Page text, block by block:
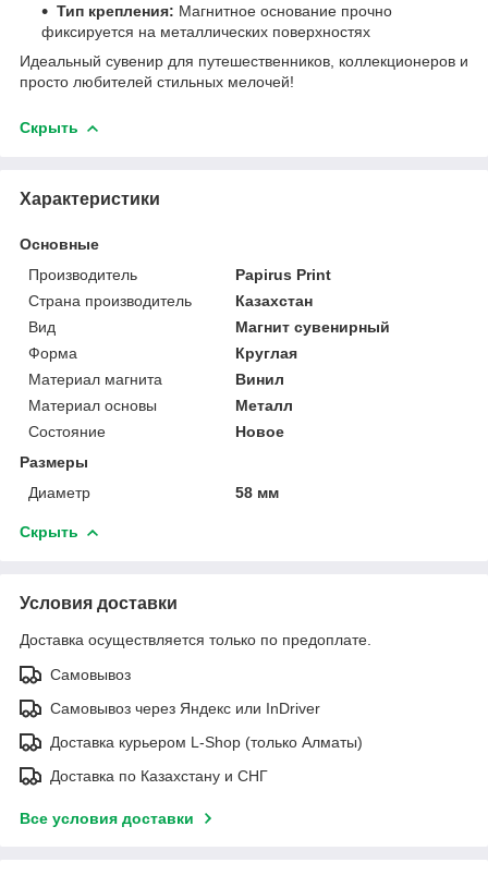
Тип крепления: Магнитное основание прочно
фиксируется на металлических поверхностях
Идеальный сувенир для путешественников, коллекционеров и
просто любителей стильных мелочей!
Скрыть
Характеристики
Основные
Производитель
Papirus Print
Страна производитель
Казахстан
Вид
Магнит сувенирный
Форма
Круглая
Материал магнита
Винил
Материал основы
Металл
Состояние
Новое
Размеры
Диаметр
58 мм
Скрыть
Условия доставки
Доставка осуществляется только по предоплате.
Самовывоз
Самовывоз через Яндекс или InDriver
Доставка курьером L-Shop (только Алматы)
Доставка по Казахстану и СНГ
Все условия доставки